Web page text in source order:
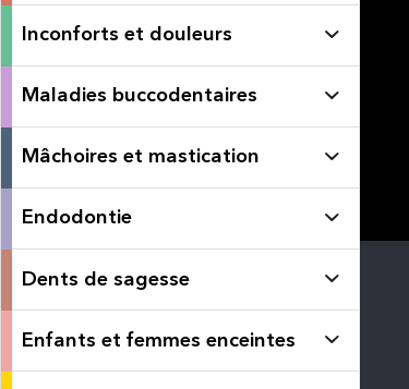
Inconforts et douleurs
Maladies buccodentaires
Mâchoires et mastication
Endodontie
Dents de sagesse
Enfants et femmes enceintes